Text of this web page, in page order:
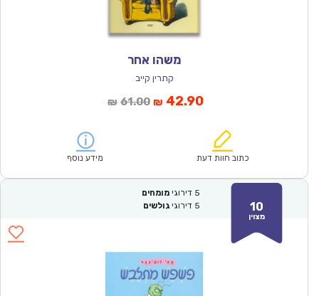
משהו אחר
קתרין קייב
₪ 61.00המחיר
₪61.00.
₪ 42.90המחיר
הוא:
כתוב חוות דעת מידע נוסף
10
מצוין
5 דירוגי מומחים
5 דירוגי גולשים